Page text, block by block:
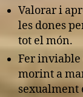
Valorar i
les dones
tot el món.
Fer inviable
morint a
sexualment